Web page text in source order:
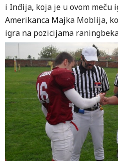
i Inđija, koja je u ovom meču
Amerikanca Majka Moblija,
igra na pozicijama